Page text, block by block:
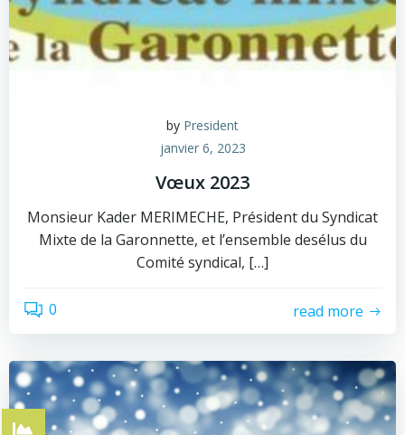
by President
janvier 6, 2023
Vœux 2023
Monsieur Kader MERIMECHE, Président du Syndicat
Mixte de la Garonnette, et l’ensemble desélus du
Comité syndical, […]
0 read more